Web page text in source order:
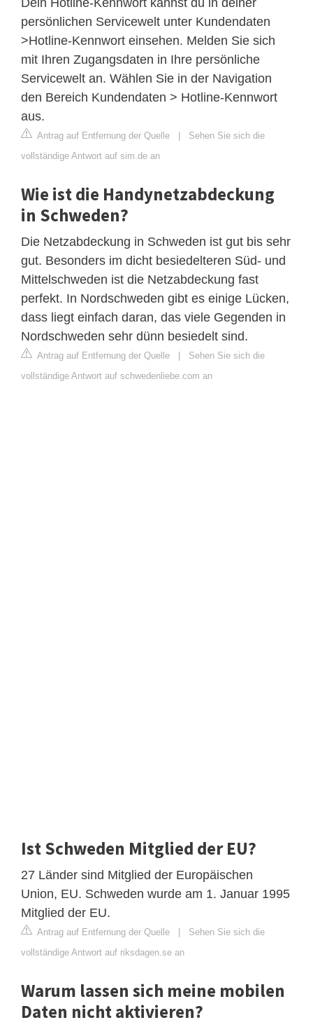
persönlichen Servicewelt unter Kundendaten
>Hotline-Kennwort einsehen. Melden Sie sich
mit Ihren Zugangsdaten in Ihre persönliche
Servicewelt an. Wählen Sie in der Navigation
den Bereich Kundendaten > Hotline-Kennwort
aus.
Antrag auf Entfernung der Quelle | Sehen Sie sich die
vollständige Antwort auf sim.de an
Wie ist die Handynetzabdeckung
in Schweden?
Die Netzabdeckung in Schweden ist gut bis sehr
gut. Besonders im dicht besiedelteren Süd- und
Mittelschweden ist die Netzabdeckung fast
perfekt. In Nordschweden gibt es einige Lücken,
dass liegt einfach daran, das viele Gegenden in
Nordschweden sehr dünn besiedelt sind.
Antrag auf Entfernung der Quelle | Sehen Sie sich die
vollständige Antwort auf schwedenliebe.com an
Ist Schweden Mitglied der EU?
27 Länder sind Mitglied der Europäischen
Union, EU. Schweden wurde am 1. Januar 1995
Mitglied der EU.
Antrag auf Entfernung der Quelle | Sehen Sie sich die
vollständige Antwort auf riksdagen.se an
Warum lassen sich meine mobilen
Daten nicht aktivieren?